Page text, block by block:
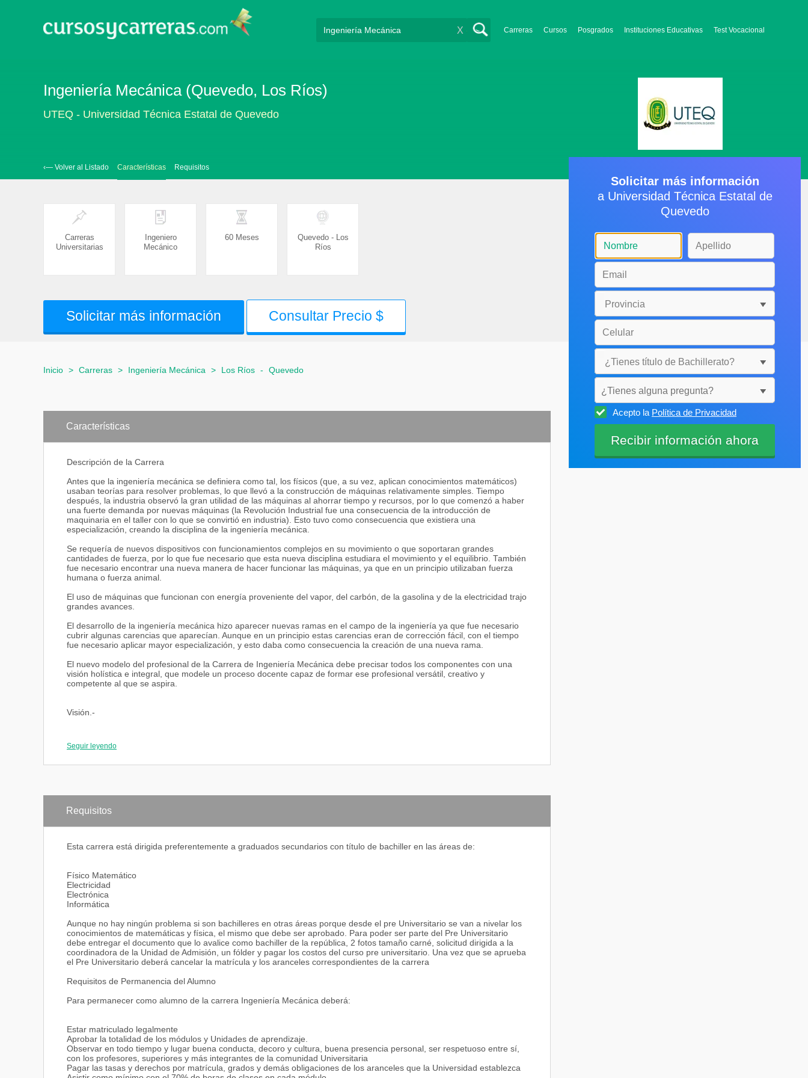
Carreras Cursos Posgrados Instituciones Educativas Test Vocacional
X
Ingeniería Mecánica (Quevedo, Los Ríos)
UTEQ - Universidad Técnica Estatal de Quevedo
‹— Volver al Listado Características Requisitos
Carreras
Universitarias
Ingeniero
Mecánico
60 Meses
Quevedo - Los
Ríos
Solicitar más información Consultar Precio $
Inicio > Carreras > Ingeniería Mecánica > Los Ríos - Quevedo
Características
Descripción de la Carrera
Antes que la ingeniería mecánica se definiera como tal, los físicos (que, a su vez, aplican conocimientos matemáticos)
usaban teorías para resolver problemas, lo que llevó a la construcción de máquinas relativamente simples. Tiempo
después, la industria observó la gran utilidad de las máquinas al ahorrar tiempo y recursos, por lo que comenzó a haber
una fuerte demanda por nuevas máquinas (la Revolución Industrial fue una consecuencia de la introducción de
maquinaria en el taller con lo que se convirtió en industria). Esto tuvo como consecuencia que existiera una
especialización, creando la disciplina de la ingeniería mecánica.
Se requería de nuevos dispositivos con funcionamientos complejos en su movimiento o que soportaran grandes
cantidades de fuerza, por lo que fue necesario que esta nueva disciplina estudiara el movimiento y el equilibrio. También
fue necesario encontrar una nueva manera de hacer funcionar las máquinas, ya que en un principio utilizaban fuerza
humana o fuerza animal.
El uso de máquinas que funcionan con energía proveniente del vapor, del carbón, de la gasolina y de la electricidad trajo
grandes avances.
El desarrollo de la ingeniería mecánica hizo aparecer nuevas ramas en el campo de la ingeniería ya que fue necesario
cubrir algunas carencias que aparecían. Aunque en un principio estas carencias eran de corrección fácil, con el tiempo
fue necesario aplicar mayor especialización, y esto daba como consecuencia la creación de una nueva rama.
El nuevo modelo del profesional de la Carrera de Ingeniería Mecánica debe precisar todos los componentes con una
visión holística e integral, que modele un proceso docente capaz de formar ese profesional versátil, creativo y
competente al que se aspira.
Visión.-
nivel nacional e internacional con orientación al desarrollo socioeconómico del país.
problemas de tipo mecánico en general, con altos valores humanos, comprometidos con el desarrollo de una sociedad
más justa y solidaria a través de la docencia, investigación, extensión, producción y comercialización de bienes y
servicios
Objetivos.-
problemas relacionados con los materiales, termofluidos y diseño mecánico, con altos valores humanos, comprometidos
con el desarrollo de una sociedad más justa y solidaria a través de la docencia, investigación, extensión, producción y
comercialización de bienes y servicios.
Las competencias representan una combinación dinámica de atributos con respecto al conocimiento y su aplicación, a
cómo los estudiantes serán capaces de desenvolverse al finalizar el proceso educativo. El proyecto se centra en las
competencias específicas de las áreas (específicas de cada campo de estudio) y competencias genéricas (comunes
para cualquier curso).
Competencias Generales
Tomando como referencia las Competencias Generales definidas en el proyecto Tuning, a continuación se describen
Aplicar conocimientos generales básicos de Matemáticas, Física, Química para resolver problemas de Ingeniería y de
aquellos derivados de su práctica profesional.
Utilizar la Comunicación efectiva en idioma español, de manera que le permita expresar ideas en forma oral y escrita, de
forma ordenada, sucinta y convincente, tal que el mensaje pueda ser entendido con claridad. Con el dominio de su
lengua materna será más eficiente la elaboración de informes, incluyendo documentos técnicos y sistemas de
Seguir leyendo
Requisitos
Esta carrera está dirigida preferentemente a graduados secundarios con título de bachiller en las áreas de:
Físico Matemático
Electricidad
Electrónica
Informática
Aunque no hay ningún problema si son bachilleres en otras áreas porque desde el pre Universitario se van a nivelar los
conocimientos de matemáticas y física, el mismo que debe ser aprobado. Para poder ser parte del Pre Universitario
debe entregar el documento que lo avalice como bachiller de la república, 2 fotos tamaño carné, solicitud dirigida a la
coordinadora de la Unidad de Admisión, un fólder y pagar los costos del curso pre universitario. Una vez que se aprueba
el Pre Universitario deberá cancelar la matrícula y los aranceles correspondientes de la carrera
Requisitos de Permanencia del Alumno
Para permanecer como alumno de la carrera Ingeniería Mecánica deberá:
Estar matriculado legalmente
Aprobar la totalidad de los módulos y Unidades de aprendizaje.
Observar en todo tiempo y lugar buena conducta, decoro y cultura, buena presencia personal, ser respetuoso entre sí,
con los profesores, superiores y más integrantes de la comunidad Universitaria
Pagar las tasas y derechos por matrícula, grados y demás obligaciones de los aranceles que la Universidad establezca
Solicitar más información
a Universidad Técnica Estatal de
Quevedo
¿Tienes alguna pregunta?
Selecciónala
Acepto la Política de Privacidad